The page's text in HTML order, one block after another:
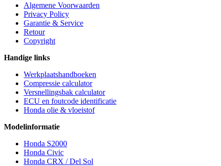
Algemene Voorwaarden
Privacy Policy
Garantie & Service
Retour
Copyright
Handige links
Werkplaatshandboeken
Compressie calculator
Versnellingsbak calculator
ECU en foutcode identificatie
Honda olie & vloeistof
Modelinformatie
Honda S2000
Honda Civic
Honda CRX / Del Sol